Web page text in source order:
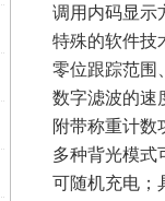
调用内码显示
特殊的软件技
零位跟踪范围
数字滤波的速
附带称重计数
多种背光模式
可随机充电；